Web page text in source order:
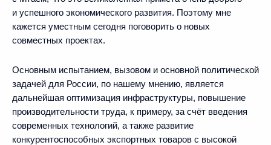
и успешного экономического развития. Поэтому мне
кажется уместным сегодня поговорить о новых
совместных проектах.
Основным испытанием, вызовом и основной политической
задачей для России, по нашему мнению, является
дальнейшая оптимизация инфраструктуры, повышение
производительности труда, к примеру, за счёт введения
современных технологий, а также развитие
конкурентоспособных экспортных товаров с высокой